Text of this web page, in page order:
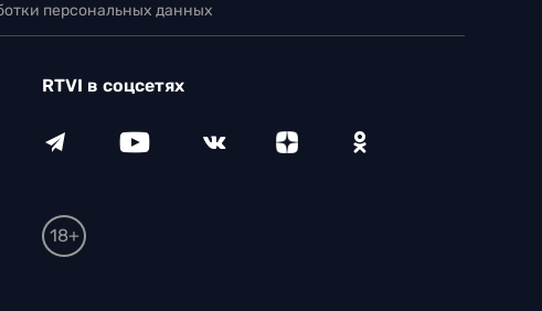
персональных данных
RTVI в соцсетях
18+